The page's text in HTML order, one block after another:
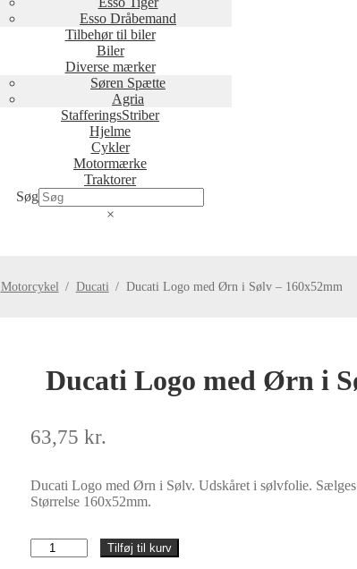
Esso Dråbemand
Tilbehør til biler
Biler
Diverse mærker
Søren Spætte
Agria
StafferingsStriber
Hjelme
Cykler
Motormærke
Traktorer
Søg
×
Motorcykel / Ducati / Ducati Logo med Ørn i Sølv – 160x52mm
Ducati Logo med Ørn i
63,75 kr.
Ducati Logo med Ørn i Sølv. Udskåret i sølvfolie.
Størrelse 160x52mm.
Ducati
Logo
Tilføj til kurv